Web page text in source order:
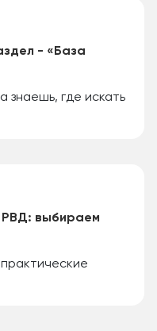
- «База
знаешь, где искать
РВД: выбираем